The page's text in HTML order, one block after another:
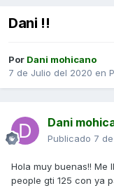
Dani !!
Por Dani mohicano
7 de Julio del 2020 en
Dani
Publicado 7
Hola muy buenas!! Me
people gti 125 con ya